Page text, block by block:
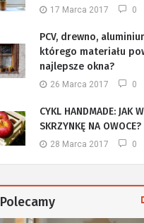
17 Marca 2017 0
PCV, drewno,
którego materiału
najlepsze okna?
26 Marca 2017 0
CYKL HANDMADE: JAK
SKRZYNKĘ NA OWOCE?
28 Marca 2017 0
Polecamy